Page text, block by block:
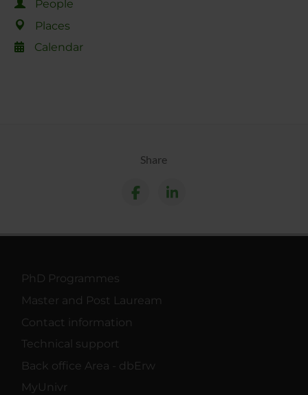
People
Places
Calendar
Share
PhD Programmes
Master and Post Lauream
Contact information
Technical support
Back office Area - dbErw
MyUnivr